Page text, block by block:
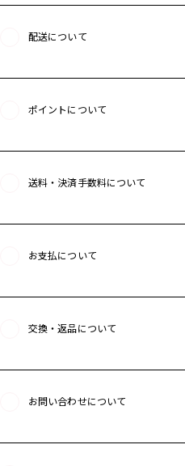
配送について
ポイントについて
送料・決済手数料について
お支払について
交換・返品について
お問い合わせについて